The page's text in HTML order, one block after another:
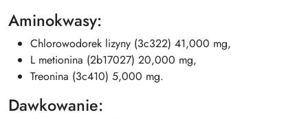
Aminokwasy:
Chlorowodorek lizyny (3c322) 41,000 mg,
L metionina (2b17027) 20,000 mg,
Treonina (3c410) 5,000 mg.
Dawkowanie: